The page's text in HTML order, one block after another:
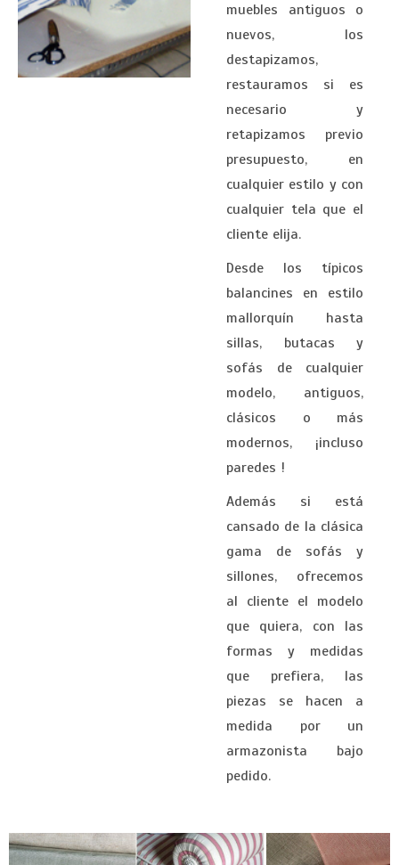
muebles antiguos o
nuevos, los
destapizamos,
restauramos si es
necesario y
retapizamos previo
presupuesto, en
cualquier estilo y con
cualquier tela que el
cliente elija.
Desde los típicos
balancines en estilo
mallorquín hasta
sillas, butacas y
sofás de cualquier
modelo, antiguos,
clásicos o más
modernos, ¡incluso
paredes !
Además si está
cansado de la clásica
gama de sofás y
sillones, ofrecemos
al cliente el modelo
que quiera, con las
formas y medidas
que prefiera, las
piezas se hacen a
medida por un
armazonista bajo
pedido.